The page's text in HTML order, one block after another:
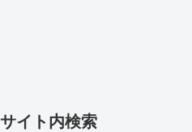
サイト内検索